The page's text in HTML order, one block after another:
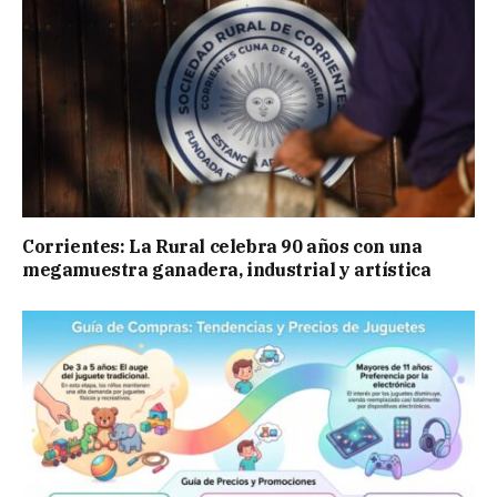
Corrientes: La Rural celebra 90 años con una
megamuestra ganadera, industrial y artística